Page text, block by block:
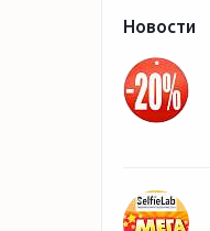
Новости